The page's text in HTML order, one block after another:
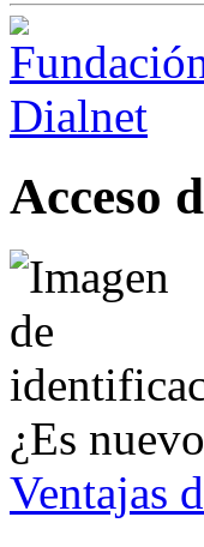
Acceso
¿Es
Ventajas